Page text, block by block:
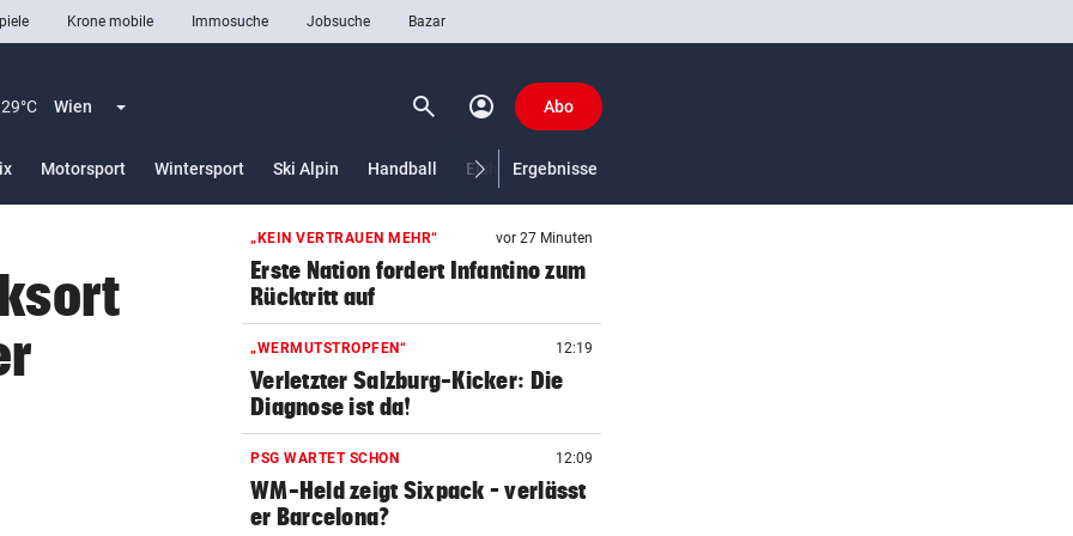
Krone mobile Immosuche Jobsuche Bazar
29°C Wien Menü aufklappen search Suchen
account_circle Abo
Motorsport Wintersport Ski Alpin Handball Eishockey US-Sport
Ergebnisse
„KEIN VERTRAUEN MEHR“ vor 27 Minuten
Erste Nation fordert Infantino zum
Rücktritt auf
„WERMUTSTROPFEN“ 12:19
Verletzter Salzburg-Kicker: Die
Diagnose ist da!
PSG WARTET SCHON 12:09
WM-Held zeigt Sixpack – verlässt
er Barcelona?